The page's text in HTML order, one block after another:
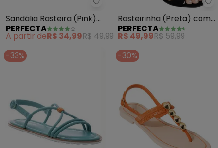
Perfecta - Sandália Rasteira
Sandália Rasteira (Pink)
em Full Plastic
PERFECTA
A partir deR$ 34,99R$ 49,99
Rasteirinha (Preta) com
Tiras Transpassadas
PERFECTA
R$ 49,99R$ 59,99
-33%
-30%